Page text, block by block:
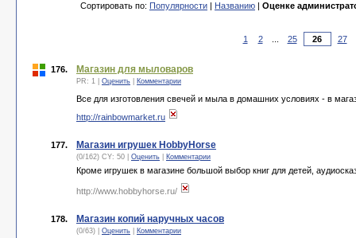
Сортировать по: Популярности | Названию | Оценке
1 2 25 27
176. Магазин для мыловаров
PR: 1 | Оценить Комментарии
Все для изготовления свечей и мыла в домашних условиях - в
http://rainbowmarket.ru
177. Магазин игрушек HobbyHorse
(0/162) CY: 50 | Оценить Комментарии
Кроме игрушек в магазине большой выбор книг для детей,
http://www.hobbyhorse.ru/
178. Магазин копий наручных часов
(0/63) | Оценить Комментарии